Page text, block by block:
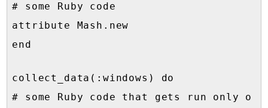
# some Ruby code
attribute Mash.new
end
collect_data(:windows) do
# some Ruby code that gets run only o